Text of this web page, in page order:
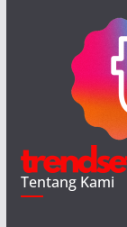
Tentang Kami